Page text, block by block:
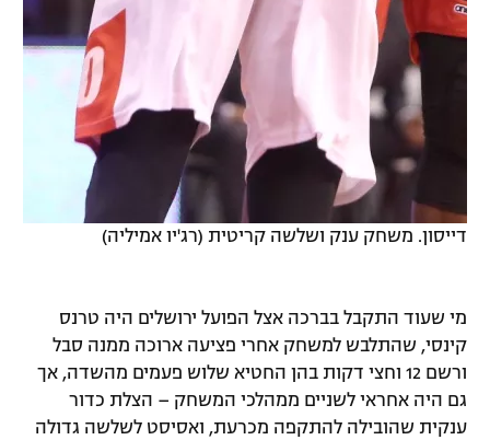
דייסון. משחק ענק ושלשה קריטית (רג'יו אמיליה)
מי שעוד התקבל בברכה אצל הפועל ירושלים היה טרנס
קינסי, שהתלבש למשחק אחרי פציעה ארוכה ממנה סבל
ורשם 12 וחצי דקות בהן החטיא שלוש פעמים מהשדה, אך
גם היה אחראי לשניים ממהלכי המשחק – הצלת כדור
ענקית שהובילה להתקפה מכרעת, ואסיסט לשלשה גדולה